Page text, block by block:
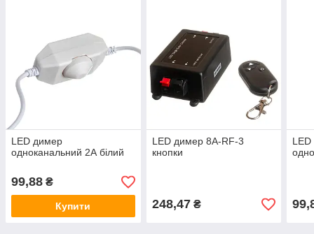
LED димер
одноканальний 2А білий
99,88 ₴
Купити
LED димер 8А-RF-3
кнопки
248,47₴